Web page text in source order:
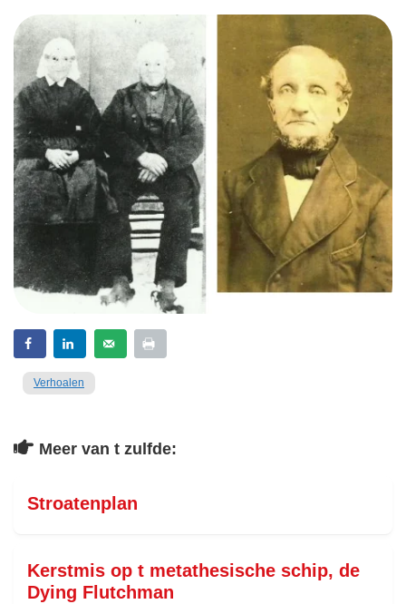
Verhoalen
Meer van t zulfde:
Stroatenplan
Kerstmis op t metathesische schip, de
Dying Flutchman